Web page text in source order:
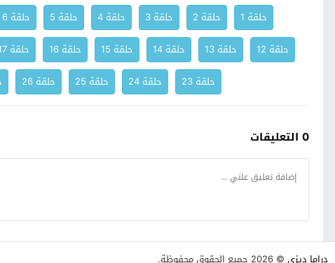
حلقة 1 حلقة 2 حلقة 3 حلقة 4 حلقة 5 حلقة 6
حلقة 12
حلقة 13 حلقة 14 حلقة 15 حلقة 16 حلقة 17
حلقة 23
حلقة 24 حلقة 25 حلقة 26
0 التعليقات
دراما ديزي © 2026 جميع الحقوق محفوظة.